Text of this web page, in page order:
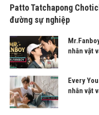
Patto Tatchapong
đường sự nghiệp
nhân vật
Every
nhân vật